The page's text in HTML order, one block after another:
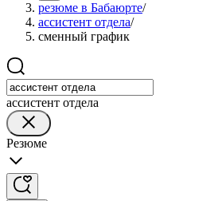
резюме в Бабаюрте/
ассистент отдела/
сменный график
ассистент отдела
Резюме